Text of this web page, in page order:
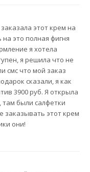
этот крем на
это полная фигня
я хотела
я решила что не
смс что мой заказ
сказали, я как
3900 руб. Я открыла
там были салфетки
заказывать этот крем
они!